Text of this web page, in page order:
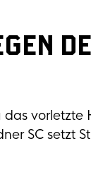
vorletzte
SC setzt